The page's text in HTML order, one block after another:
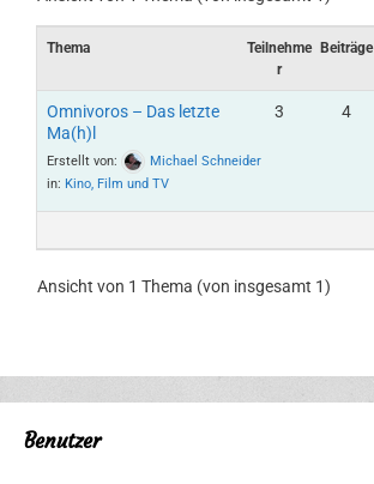
Thema
Teilnehme
r
Beiträge
Omnivoros – Das letzte
Ma(h)l
Erstellt von:
Michael Schneider
in: Kino, Film und TV
3 4
Ansicht von 1 Thema (von insgesamt 1)
Benutzer